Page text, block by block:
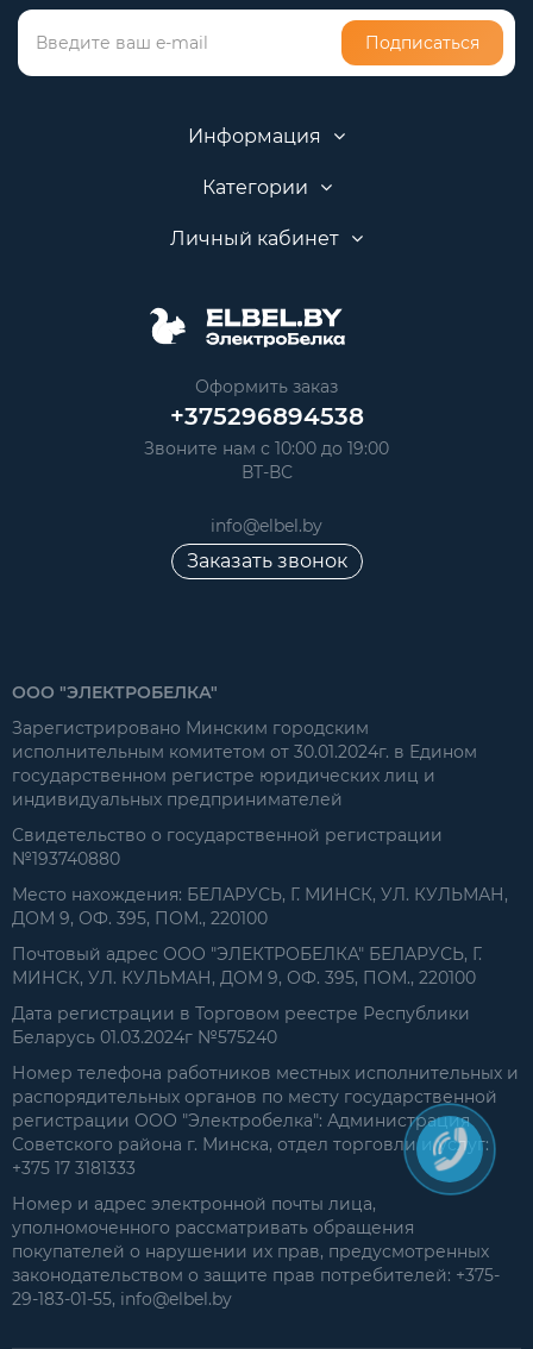
Подписаться
Информация
Категории
Личный кабинет
Оформить заказ
+375296894538
Звоните нам с 10:00 до 19:00
ВТ-ВС
info@elbel.by
Заказать звонок
ООО "ЭЛЕКТРОБЕЛКА"
Зарегистрировано Минским городским
исполнительным комитетом от 30.01.2024г. в Едином
государственном регистре юридических лиц и
индивидуальных предпринимателей
Свидетельство о государственной регистрации
№193740880
Место нахождения: БЕЛАРУСЬ, Г. МИНСК, УЛ. КУЛЬМАН,
ДОМ 9, ОФ. 395, ПОМ., 220100
Почтовый адрес ООО "ЭЛЕКТРОБЕЛКА" БЕЛАРУСЬ, Г.
МИНСК, УЛ. КУЛЬМАН, ДОМ 9, ОФ. 395, ПОМ., 220100
Дата регистрации в Торговом реестре Республики
Беларусь 01.03.2024г №575240
Номер телефона работников местных исполнительных и
распорядительных органов по месту государственной
регистрации ООО "Электробелка": Администрация
Советского района г. Минска, отдел торговли и услуг:
+375 17 3181333
Номер и адрес электронной почты лица,
уполномоченного рассматривать обращения
покупателей о нарушении их прав, предусмотренных
законодательством о защите прав потребителей: +375-
29-183-01-55, info@elbel.by